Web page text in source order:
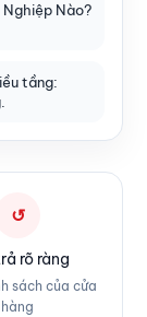
Nghiệp Nào?
tầng:
↺
rõ ràng
sách của cửa
hàng